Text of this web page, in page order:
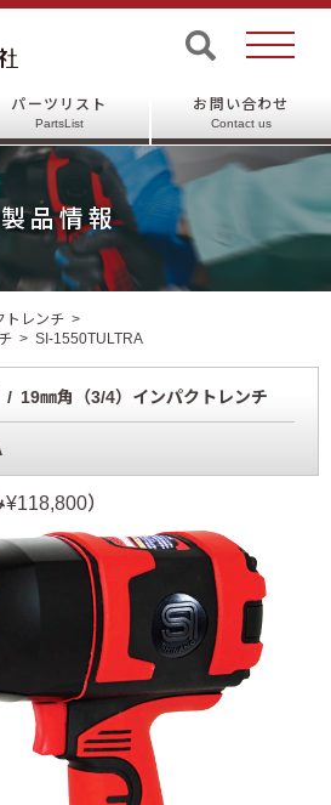
パーツリスト
PartsList
お問い合わせ
Contact us
製品情報
トレンチ
SI-1550TULTRA
19㎜角（3/4）インパクトレンチ
）